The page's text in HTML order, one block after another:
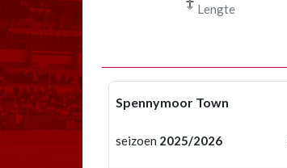
Lengte
Spennymoor Town
seizoen 2025/2026